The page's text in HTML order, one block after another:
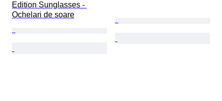
Edition Sunglasses -
Ochelari de soare